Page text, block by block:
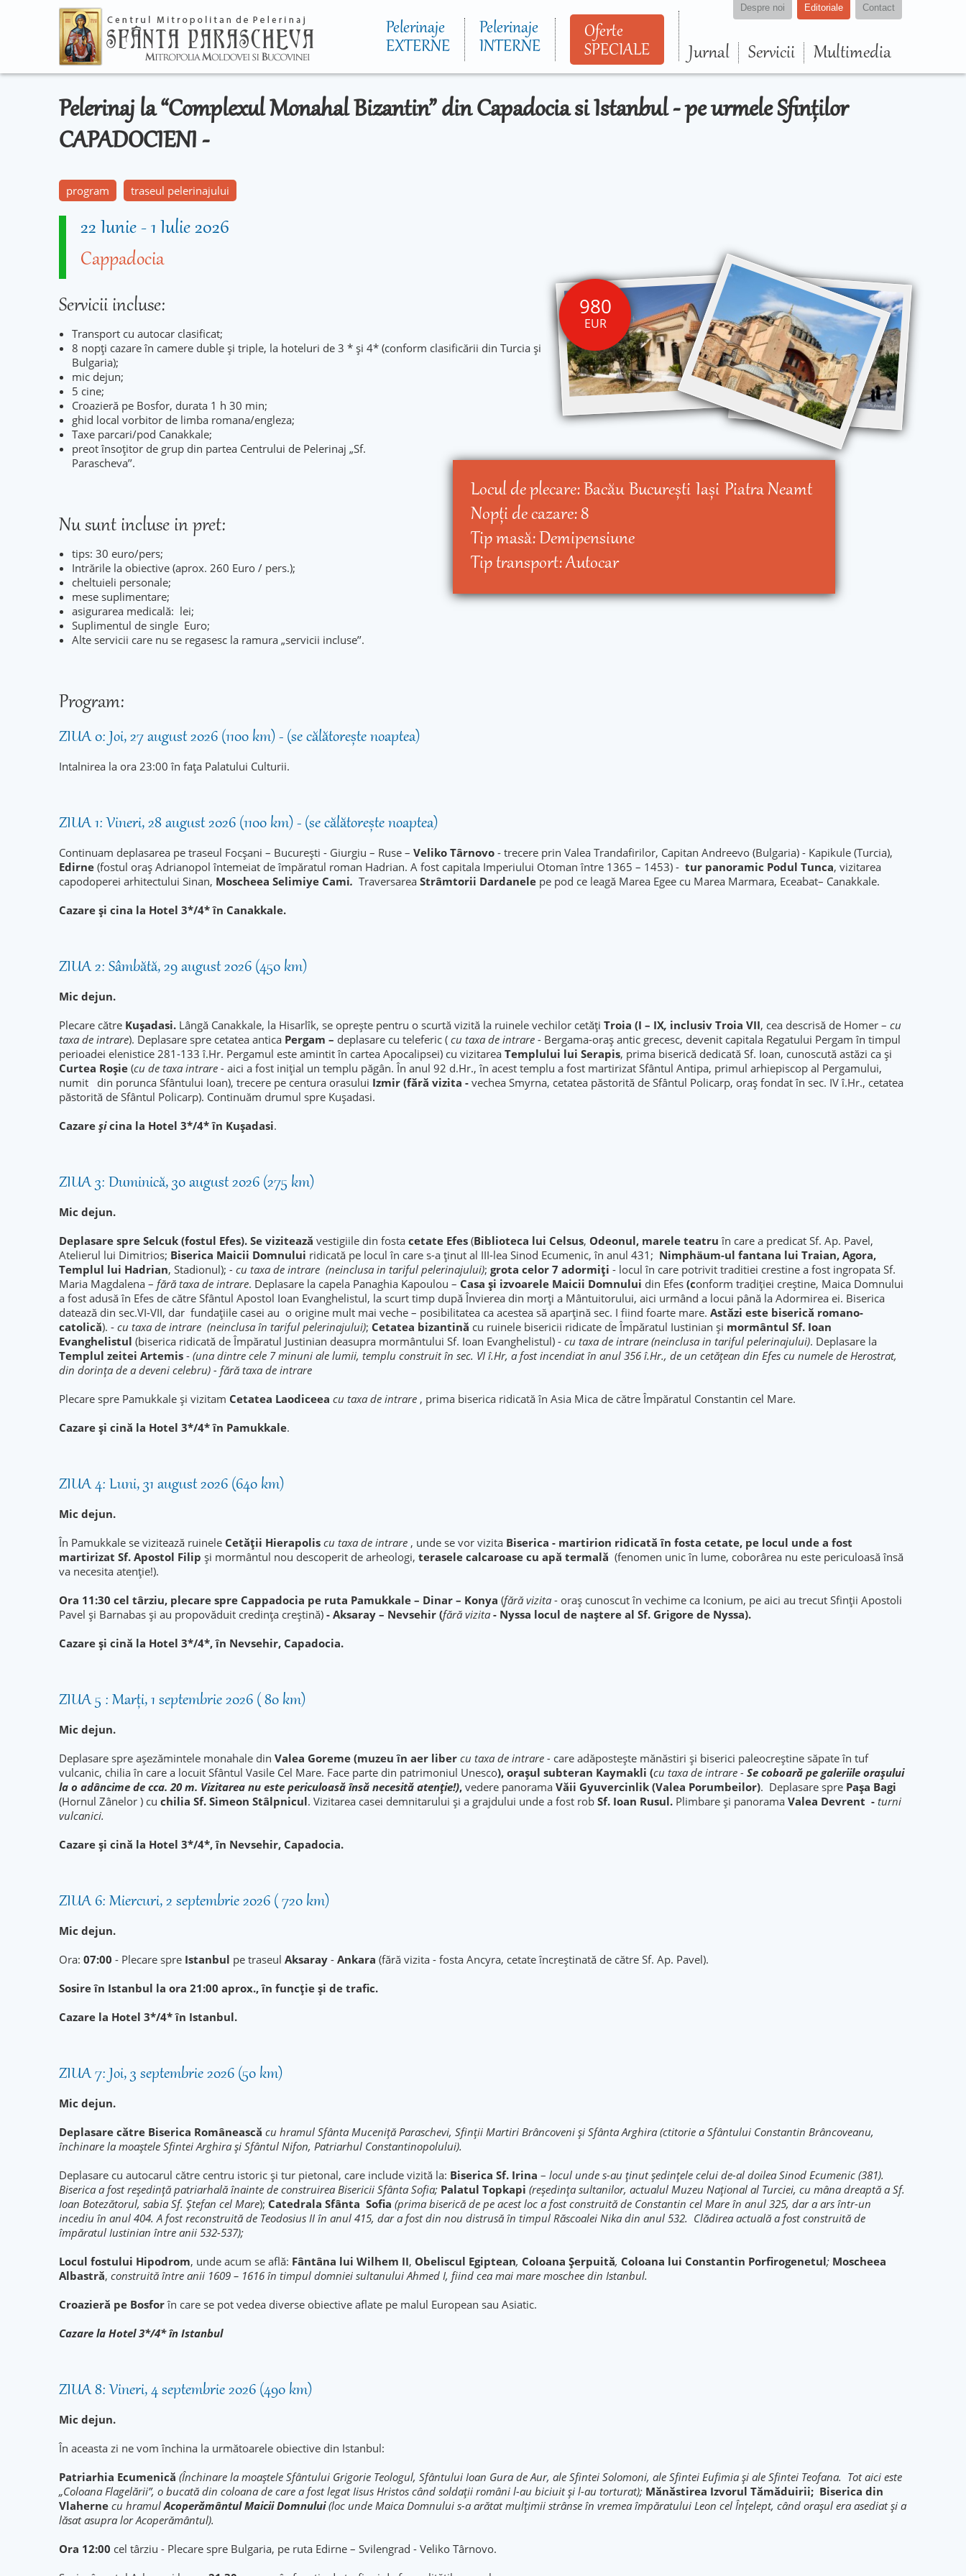
conţinutul
principal
Pelerinaje
EXTERNE
Pelerinaje
INTERNE
Oferte
SPECIALE
Despre noi Editoriale Contact
Jurnal Servicii Multimedia
Pelerinaj la “Complexul Monahal Bizantin” din Capadocia si Istanbul - pe urmele Sfinților
CAPADOCIENI -
program traseul pelerinajului
22 Iunie-1 Iulie 2026
Cappadocia
980
EUR
Locul de plecare:Bacău Bucureşti Iaşi Piatra Neamt
Nopţi de cazare:8
Tip masă:Demipensiune
Tip transport:Autocar
Servicii incluse:
Transport cu autocar clasificat;
8 nopţi cazare în camere duble și triple, la hoteluri de 3 * și 4* (conform clasificării din Turcia și
Bulgaria);
mic dejun;
5 cine;
Croazieră pe Bosfor, durata 1 h 30 min;
ghid local vorbitor de limba romana/engleza;
Taxe parcari/pod Canakkale;
preot însoțitor de grup din partea Centrului de Pelerinaj „Sf.
Parascheva’’.
Nu sunt incluse in pret:
tips: 30 euro/pers;
Intrările la obiective (aprox. 260 Euro / pers.);
cheltuieli personale;
mese suplimentare;
asigurarea medicală: lei;
Suplimentul de single Euro;
Alte servicii care nu se regasesc la ramura „servicii incluse’’.
Program:
ZIUA 0: Joi, 27 august 2026 (1100 km) - (se călătorește noaptea)
Intalnirea la ora 23:00 în fața Palatului Culturii.
ZIUA 1: Vineri, 28 august 2026 (1100 km) - (se călătorește noaptea)
Continuam deplasarea pe traseul Focșani – București - Giurgiu – Ruse – Veliko Târnovo - trecere prin Valea Trandafirilor, Capitan Andreevo (Bulgaria) - Kapikule (Turcia),
Edirne (fostul oraș Adrianopol întemeiat de împăratul roman Hadrian. A fost capitala Imperiului Otoman între 1365 – 1453) - tur panoramic Podul Tunca, vizitarea
capodoperei arhitectului Sinan, Moscheea Selimiye Cami. Traversarea Strâmtorii Dardanele pe pod ce leagă Marea Egee cu Marea Marmara, Eceabat– Canakkale.
Cazare și cina la Hotel 3*/4* în Canakkale.
ZIUA 2: Sâmbătă, 29 august 2026 (450 km)
Mic dejun.
Plecare către Kuşadasi. Lângă Canakkale, la Hisarlîk, se oprește pentru o scurtă vizită la ruinele vechilor cetăți Troia (I – IX, inclusiv Troia VII, cea descrisă de Homer – cu
taxa de intrare). Deplasare spre cetatea antica Pergam – deplasare cu teleferic ( cu taxa de intrare - Bergama-oraș antic grecesc, devenit capitala Regatului Pergam în timpul
perioadei elenistice 281-133 î.Hr. Pergamul este amintit în cartea Apocalipsei) cu vizitarea Templului lui Serapis, prima biserică dedicată Sf. Ioan, cunoscută astăzi ca și
Curtea Roșie (cu de taxa intrare - aici a fost iniţial un templu păgân. În anul 92 d.Hr., în acest templu a fost martirizat Sfântul Antipa, primul arhiepiscop al Pergamului,
numit din porunca Sfântului Ioan), trecere pe centura orasului Izmir (fără vizita - vechea Smyrna, cetatea păstorită de Sfântul Policarp, oraş fondat în sec. IV î.Hr., cetatea
păstorită de Sfântul Policarp). Continuăm drumul spre Kuşadasi.
Cazare șicina la Hotel 3*/4* în Kuşadasi.
ZIUA 3: Duminică, 30 august 2026 (275 km)
Mic dejun.
Deplasare spre Selcuk (fostul Efes). Se vizitează vestigiile din fosta cetate Efes (Biblioteca lui Celsus, Odeonul, marele teatru în care a predicat Sf. Ap. Pavel,
Atelierul lui Dimitrios; Biserica Maicii Domnului ridicată pe locul în care s-a ţinut al III-lea Sinod Ecumenic, în anul 431; Nimphäum-ul fantana lui Traian, Agora,
Templul lui Hadrian, Stadionul); - cu taxa de intrare (neinclusa in tariful pelerinajului); grota celor 7 adormiți - locul în care potrivit traditiei crestine a fost ingropata Sf.
Maria Magdalena – fără taxa de intrare. Deplasare la capela Panaghia Kapoulou – Casa și izvoarele Maicii Domnului din Efes (conform tradiţiei creştine, Maica Domnului
a fost adusă în Efes de către Sfântul Apostol Ioan Evanghelistul, la scurt timp după Învierea din morţi a Mântuitorului, aici urmând a locui până la Adormirea ei. Biserica
datează din sec.VI-VII, dar fundaţiile casei au o origine mult mai veche – posibilitatea ca acestea să aparţină sec. I fiind foarte mare. Astăzi este biserică romano-
catolică). - cu taxa de intrare (neinclusa în tariful pelerinajului); Cetatea bizantină cu ruinele bisericii ridicate de Împăratul Iustinian şi mormântul Sf. Ioan
Evanghelistul (biserica ridicată de Împăratul Justinian deasupra mormântului Sf. Ioan Evanghelistul) - cu taxa de intrare (neinclusa in tariful pelerinajului). Deplasare la
Templul zeitei Artemis - (una dintre cele 7 minuni ale lumii, templu construit în sec. VI î.Hr, a fost incendiat în anul 356 î.Hr., de un cetățean din Efes cu numele de Herostrat,
din dorința de a deveni celebru) - fără taxa de intrare
Plecare spre Pamukkale și vizitam Cetatea Laodiceea cu taxa de intrare , prima biserica ridicată în Asia Mica de către Împăratul Constantin cel Mare.
Cazare şi cină la Hotel 3*/4* în Pamukkale.
ZIUA 4: Luni, 31 august 2026 (640 km)
Mic dejun.
În Pamukkale se vizitează ruinele Cetății Hierapolis cu taxa de intrare , unde se vor vizita Biserica - martirion ridicată în fosta cetate, pe locul unde a fost
martirizat Sf. Apostol Filip și mormântul nou descoperit de arheologi, terasele calcaroase cu apă termală (fenomen unic în lume, coborârea nu este periculoasă însă
va necesita atenție!).
Ora 11:30 cel târziu, plecare spre Cappadocia pe ruta Pamukkale – Dinar – Konya (fără vizita - oraş cunoscut în vechime ca Iconium, pe aici au trecut Sfinţii Apostoli
Pavel şi Barnabas şi au propovăduit credinţa creştină) - Aksaray – Nevsehir (fără vizita - Nyssa locul de naştere al Sf. Grigore de Nyssa).
Cazare şi cină la Hotel 3*/4*, în Nevsehir, Capadocia.
ZIUA 5 : Marți, 1 septembrie 2026 ( 80 km)
Mic dejun.
Deplasare spre aşezămintele monahale din Valea Goreme (muzeu în aer liber cu taxa de intrare - care adăposteşte mănăstiri şi biserici paleocreştine săpate în tuf
vulcanic, chilia în care a locuit Sfântul Vasile Cel Mare. Face parte din patrimoniul Unesco), oraşul subteran Kaymakli (cu taxa de intrare - Se coboară pe galeriile oraşului
la o adâncime de cca. 20 m. Vizitarea nu este periculoasă însă necesită atenţie!), vedere panorama Văii Gyuvercinlik (Valea Porumbeilor). Deplasare spre Pașa Bagi
(Hornul Zânelor ) cu chilia Sf. Simeon Stâlpnicul. Vizitarea casei demnitarului și a grajdului unde a fost rob Sf. Ioan Rusul. Plimbare și panorama Valea Devrent - turni
vulcanici.
Cazare şi cină la Hotel 3*/4*, în Nevsehir, Capadocia.
ZIUA 6: Miercuri, 2 septembrie 2026 ( 720 km)
Mic dejun.
Ora: 07:00 - Plecare spre Istanbul pe traseul Aksaray - Ankara (fără vizita - fosta Ancyra, cetate încreştinată de către Sf. Ap. Pavel).
Sosire în Istanbul la ora 21:00 aprox., în funcție și de trafic.
Cazare la Hotel 3*/4* în Istanbul.
ZIUA 7: Joi, 3 septembrie 2026 (50 km)
Mic dejun.
Deplasare către Biserica Românească cu hramul Sfânta Muceniţă Paraschevi, Sfinţii Martiri Brâncoveni şi Sfânta Arghira (ctitorie a Sfântului Constantin Brâncoveanu,
închinare la moaştele Sfintei Arghira şi Sfântul Nifon, Patriarhul Constantinopolului).
Deplasare cu autocarul către centru istoric și tur pietonal, care include vizită la: Biserica Sf. Irina – locul unde s-au ținut ședințele celui de-al doilea Sinod Ecumenic (381).
Biserica a fost reședință patriarhală înainte de construirea Bisericii Sfânta Sofia; Palatul Topkapi (reşedinţa sultanilor, actualul Muzeu Naţional al Turciei, cu mâna dreaptă a Sf.
Ioan Botezătorul, sabia Sf. Ştefan cel Mare); Catedrala Sfânta Sofia (prima biserică de pe acest loc a fost construită de Constantin cel Mare în anul 325, dar a ars într-un
incediu în anul 404. A fost reconstruită de Teodosius II în anul 415, dar a fost din nou distrusă în timpul Răscoalei Nika din anul 532. Clădirea actuală a fost construită de
împăratul Iustinian între anii 532-537);
Locul fostului Hipodrom, unde acum se află: Fântâna lui Wilhem II, Obeliscul Egiptean, Coloana Şerpuită, Coloana lui Constantin Porfirogenetul; Moscheea
Albastră, construită între anii 1609 – 1616 în timpul domniei sultanului Ahmed I, fiind cea mai mare moschee din Istanbul.
Croazieră pe Bosforîn care se pot vedea diverse obiective aflate pe malul European sau Asiatic.
Cazare la Hotel 3*/4* în Istanbul
ZIUA 8: Vineri, 4 septembrie 2026 (490 km)
Mic dejun.
În aceasta zi ne vom închina la următoarele obiective din Istanbul:
Patriarhia Ecumenică (Închinare la moaştele Sfântului Grigorie Teologul, Sfântului Ioan Gura de Aur, ale Sfintei Solomoni, ale Sfintei Eufimia și ale Sfintei Teofana. Tot aici este
„Coloana Flagelării”, o bucată din coloana de care a fost legat Iisus Hristos când soldaţii români l-au biciuit şi l-au torturat); Mănăstirea Izvorul Tămăduirii; Biserica din
Vlaherne cu hramulAcoperământul Maicii Domnului(loc unde Maica Domnului s-a arătat mulţimii strânse în vremea împăratului Leon cel Înţelept, când oraşul era asediat şi a
lăsat asupra lor Acoperământul).
Ora 12:00 cel târziu - Plecare spre Bulgaria, pe ruta Edirne – Svilengrad - Veliko Târnovo.